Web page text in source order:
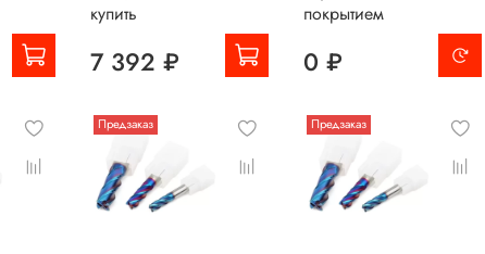
купить
7 392 ₽
покрытием
0 ₽
Предзаказ Предзаказ